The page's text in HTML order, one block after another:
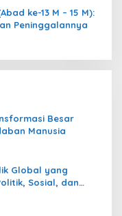
ke-13 M – 15 M):
Peninggalannya
Besar
Manusia
Global yang
Sosial, dan